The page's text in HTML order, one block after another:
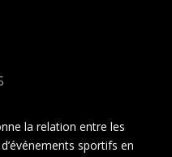
la relation entre les
sportifs en